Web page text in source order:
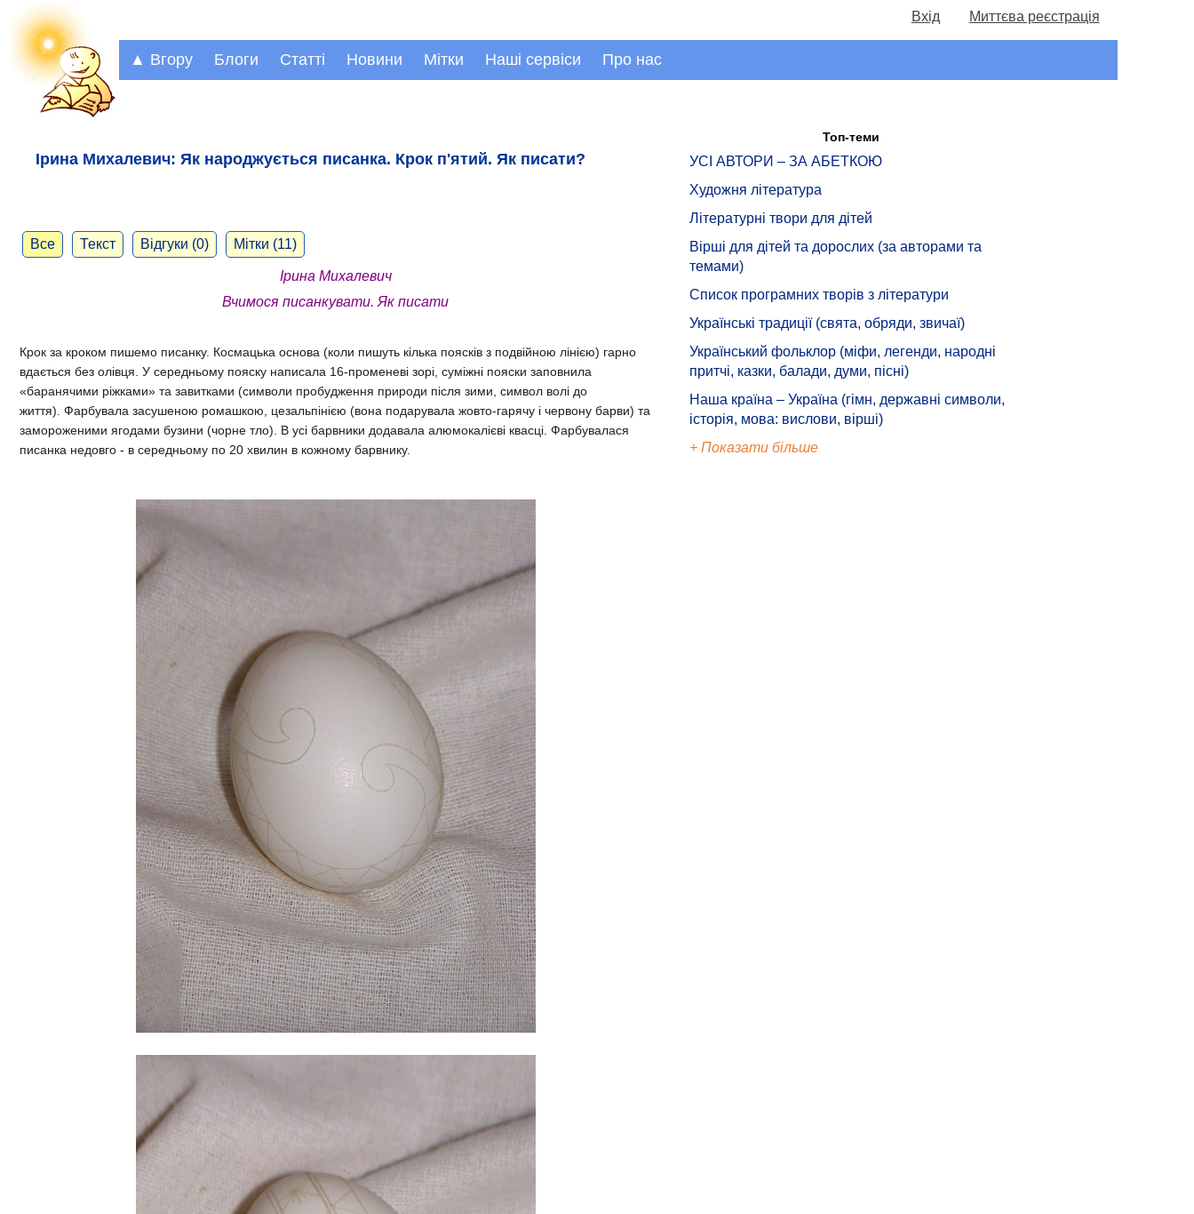
Вхід Миттєва реєстрація
▲ Вгору Блоги Статті Новини Мітки Наші сервіси Про нас
Ірина Михалевич: Як народжується писанка. Крок п'ятий. Як писати?
Все Текст Відгуки (0) Мітки (11)
Ірина Михалевич
Вчимося писанкувати.Як писати
Крок за кроком пишемо писанку. Космацька основа (коли пишуть кілька поясків з подвійною лінією) гарно
вдається без олівця. У середньому пояску написала 16-променеві зорі, суміжні пояски заповнила
«баранячими ріжками» та завитками (символи пробудження природи після зими, символ волі до
життя). Фарбувала засушеною ромашкою, цезальпінією (вона подарувала жовто-гарячу і червону барви) та
замороженими ягодами бузини (чорне тло). В усі барвники додавала алюмокалієві квасці. Фарбувалася
писанка недовго - в середньому по 20 хвилин в кожному барвнику.
Топ-теми
УСІ АВТОРИ – ЗА АБЕТКОЮ
Художня література
Літературні твори для дітей
Вірші для дітей та дорослих (за авторами та
темами)
Список програмних творів з літератури
Українські традиції (свята, обряди, звичаї)
Український фольклор (міфи, легенди, народні
притчі, казки, балади, думи, пісні)
Наша країна – Україна (гімн, державні символи,
історія, мова: вислови, вірші)
+ Показати більше